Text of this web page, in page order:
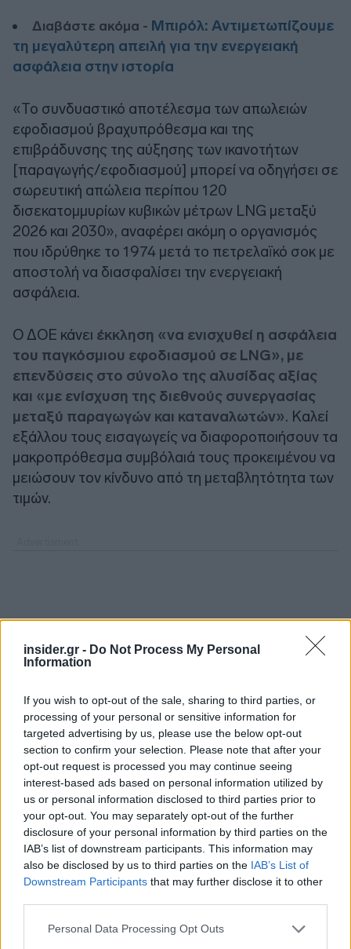
insider.gr - Do Not Process My Personal
Information
If you wish to opt-out of the sale, sharing to third parties, or
processing of your personal or sensitive information for
targeted advertising by us, please use the below opt-out
section to confirm your selection. Please note that after your
opt-out request is processed you may continue seeing
interest-based ads based on personal information utilized by
us or personal information disclosed to third parties prior to
your opt-out. You may separately opt-out of the further
disclosure of your personal information by third parties on the
IAB’s list of downstream participants. This information may
also be disclosed by us to third parties on the IAB’s List of
Downstream Participants that may further disclose it to other
Please note that this website/app uses one or more Google
Personal Data Processing Opt Outs
Διαβάστε ακόμα - Μπιρόλ: Αντιμετωπίζουμε
τη μεγαλύτερη απειλή για την ενεργειακή
ασφάλεια στην ιστορία
«Το συνδυαστικό αποτέλεσμα των απωλειών
εφοδιασμού βραχυπρόθεσμα και της
επιβράδυνσης της αύξησης των ικανοτήτων
[παραγωγής/εφοδιασμού] μπορεί να οδηγήσει σε
σωρευτική απώλεια περίπου 120
δισεκατομμυρίων κυβικών μέτρων LNG μεταξύ
2026 και 2030», αναφέρει ακόμη ο οργανισμός
που ιδρύθηκε το 1974 μετά το πετρελαϊκό σοκ με
αποστολή να διασφαλίσει την ενεργειακή
ασφάλεια.
Ο ΔΟΕ κάνει έκκληση «να ενισχυθεί η ασφάλεια
του παγκόσμιου εφοδιασμού σε LNG», με
επενδύσεις στο σύνολο της αλυσίδας αξίας
και «με ενίσχυση της διεθνούς συνεργασίας
μεταξύ παραγωγών και καταναλωτών». Καλεί
εξάλλου τους εισαγωγείς να διαφοροποιήσουν τα
μακροπρόθεσμα συμβόλαιά τους προκειμένου να
μειώσουν τον κίνδυνο από τη μεταβλητότητα των
τιμών.